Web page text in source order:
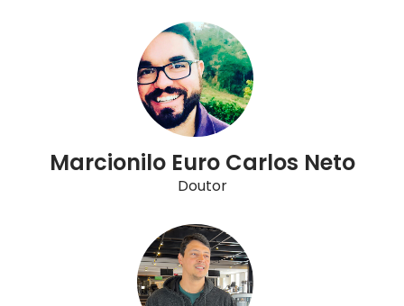
Marcionilo Euro Carlos Neto
Doutor